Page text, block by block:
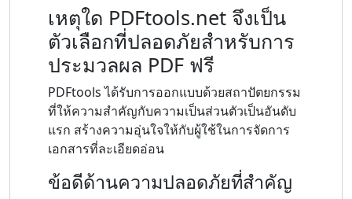
เหตุใด PDFtools.net จึงเป็น
ตัวเลือกที่ปลอดภัยสำหรับการ
ประมวลผล PDF ฟรี
PDFtools ได้รับการออกแบบด้วยสถาปัตยกรรม
ที่ให้ความสำคัญกับความเป็นส่วนตัวเป็นอันดับ
แรก สร้างความอุ่นใจให้กับผู้ใช้ในการจัดการ
เอกสารที่ละเอียดอ่อน
ข้อดีด้านความปลอดภัยที่สำคัญ